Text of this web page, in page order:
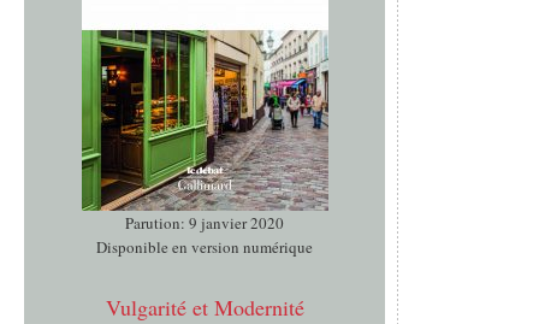
Parution: 9 janvier 2020
Disponible en version numérique
Vulgarité et Modernité